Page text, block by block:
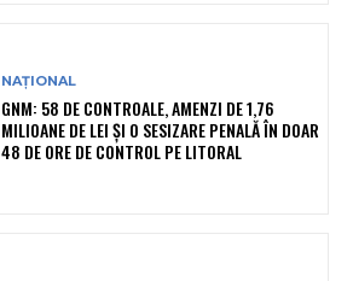
NAȚIONAL
GNM: 58 DE CONTROALE, AMENZI DE 1,76
MILIOANE DE LEI ȘI O SESIZARE PENALĂ ÎN DOAR
48 DE ORE DE CONTROL PE LITORAL